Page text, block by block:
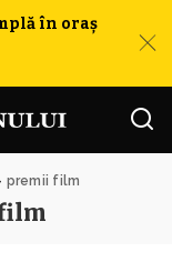
în oraș
premii film